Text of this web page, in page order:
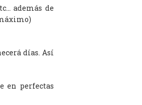
además de
días. Así
en perfectas